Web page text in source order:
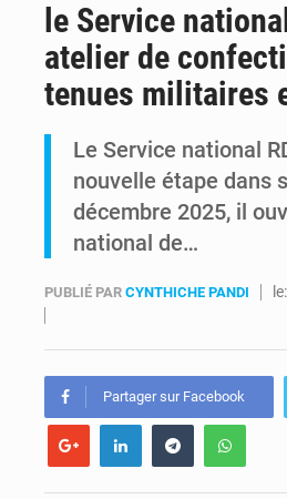
le Service
atelier de
tenues militaires
Le Service national
nouvelle étape dans
décembre 2025, il
national de…
PUBLIÉ PAR CYNTHICHE PANDI le:
Partager sur Facebook